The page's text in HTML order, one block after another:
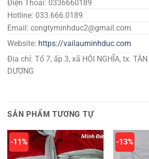
Điện Thoại: 0336660189
Hotline: 033.666.0189
Email: congtyminhduc2@gmail.com
Website: https://vailauminhduc.com
Địa chỉ: Tổ 7, ấp 3, xã HỘI NGHĨA, tx. TÂN
DƯƠNG
SẢN PHẨM TƯƠNG TỰ
-11% -13%